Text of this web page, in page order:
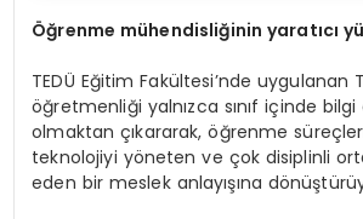
Öğrenme mühendisliğinin yaratıcı
TEDÜ Eğitim Fakültesi’nde uygulanan
öğretmenliği yalnızca sınıf içinde
olmaktan çıkararak, öğrenme
teknolojiyi yöneten ve çok disiplinli
eden bir meslek anlayışına